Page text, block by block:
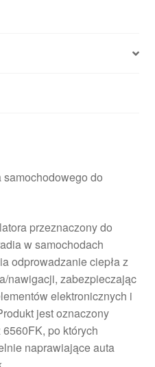
do
przeznaczony do
w samochodach
odprowadzanie ciepła z
nawigacji, zabezpieczając
elektronicznych i
jest oznaczony
po których
naprawiające auta